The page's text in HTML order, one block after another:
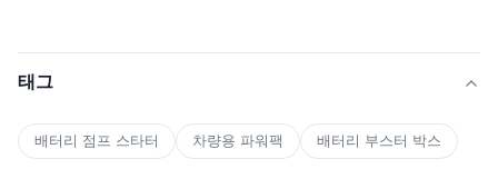
태그
배터리 점프 스타터 차량용 파워팩 배터리 부스터 박스